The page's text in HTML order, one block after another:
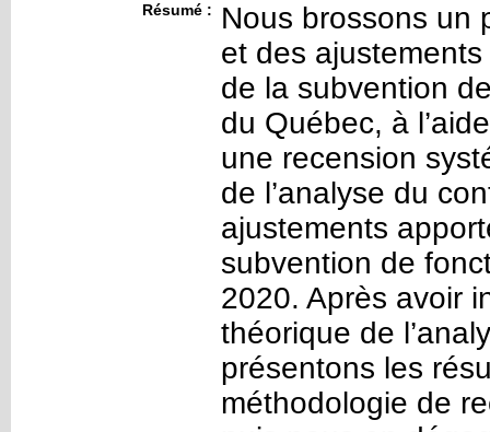
Résumé :
Nous brossons un
et des
de la subvention
du Québec, à
une recension
de l’analyse du
ajustements
subvention de
2020. Après avoir
théorique de
présentons les
méthodologie de